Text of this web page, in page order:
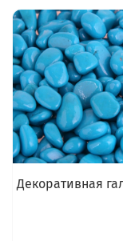
Декоративная